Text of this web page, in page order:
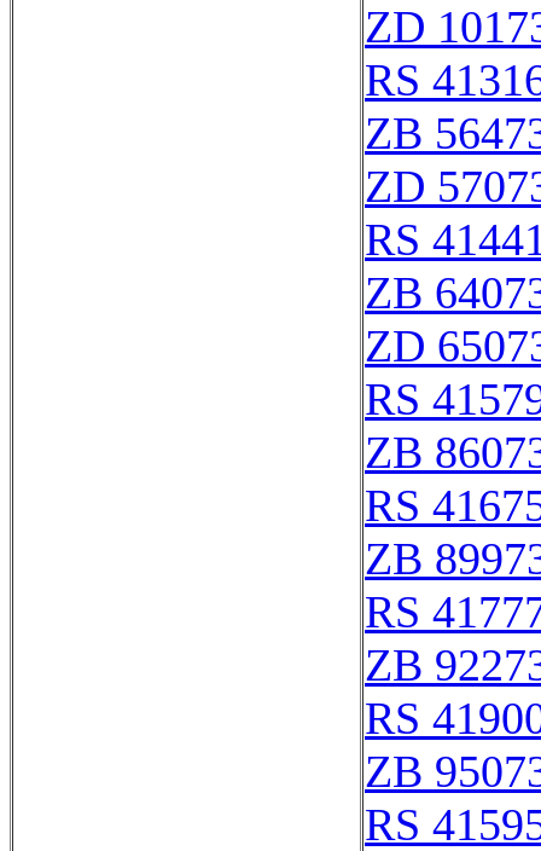
ZD
RS
ZB
ZD
RS
ZB
ZD
RS
ZB
RS
ZB
RS
ZB
RS
ZB
RS